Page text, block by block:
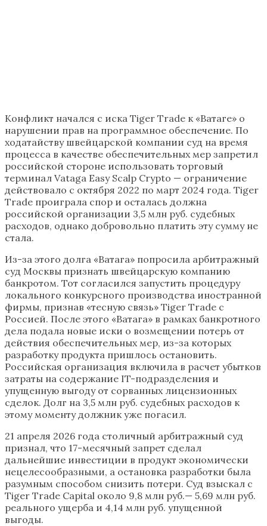
Конфликт начался с иска Tiger Trade к «Ватаге» о
нарушении прав на программное обеспечение. По
ходатайству швейцарской компании суд на время
процесса в качестве обеспечительных мер запретил
российской стороне использовать торговый
терминал Vataga Easy Scalp Crypto — ограничение
действовало с октября 2022 по март 2024 года. Tiger
Trade проиграла спор и осталась должна
российской организации 3,5 млн руб. судебных
расходов, однако добровольно платить эту сумму не
стала.
Из-за этого долга «Ватага» попросила арбитражный
суд Москвы признать швейцарскую компанию
банкротом. Тот согласился запустить процедуру
локального конкурсного производства иностранной
фирмы, признав «тесную связь» Tiger Trade с
Россией. После этого «Ватага» в рамках банкротного
дела подала новые иски о возмещении потерь от
действия обеспечительных мер, из-за которых
разработку продукта пришлось остановить.
Российская организация включила в расчет убытков
затраты на содержание IT-подразделения и
упущенную выгоду от сорванных лицензионных
сделок. Долг на 3,5 млн руб. судебных расходов к
этому моменту должник уже погасил.
21 апреля 2026 года столичный арбитражный суд
признал, что 17-месячный запрет сделал
дальнейшие инвестиции в продукт экономически
нецелесообразными, а остановка разработки была
разумным способом снизить потери. Суд взыскал с
Tiger Trade Capital около 9,8 млн руб.— 5,69 млн руб.
реального ущерба и 4,14 млн руб. упущенной
выгоды.